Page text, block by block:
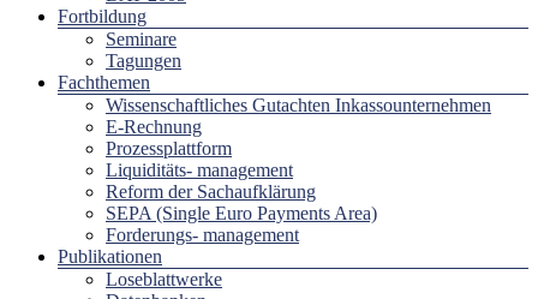
Fortbildung
Seminare
Tagungen
Fachthemen
Wissenschaftliches Gutachten Inkassounternehmen
E-Rechnung
Prozessplattform
Liquiditäts- management
Reform der Sachaufklärung
SEPA (Single Euro Payments Area)
Forderungs- management
Publikationen
Loseblattwerke